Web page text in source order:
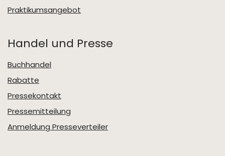
Praktikumsangebot
Handel und Presse
Buchhandel
Rabatte
Pressekontakt
Pressemitteilung
Anmeldung Presseverteiler